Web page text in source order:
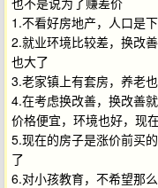
1.不看好房地产，人口是
2.就业环境比较差，换改
也大了
3.老家镇上有套房，养老
4.在考虑换改善，换改善
价格便宜，环境也好，现
5.现在的房子是涨价前买
了
6.对小孩教育，不希望那